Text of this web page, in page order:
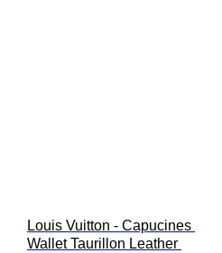
Louis Vuitton - Capucines
Wallet Taurillon Leather